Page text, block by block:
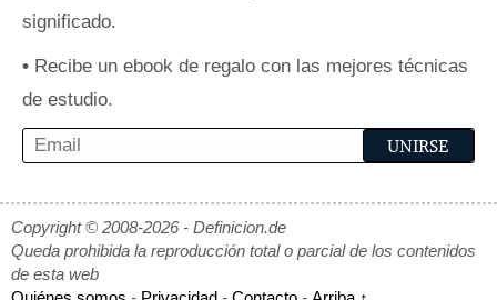
significado.
• Recibe un ebook de regalo con las mejores técnicas
de estudio.
Copyright © 2008-2026 - Definicion.de
Queda prohibida la reproducción total o parcial de los contenidos
de esta web